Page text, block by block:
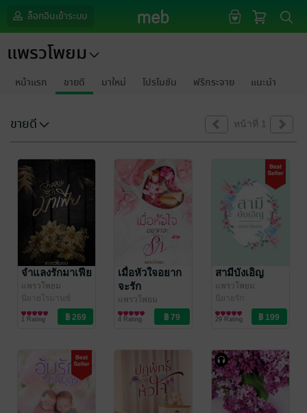
ล็อกอินเข้าระบบ
แพรวโพยม
หน้าแรก ขายดี มาใหม่ โปรโมชัน ฟรีกระจาย แนะนำ
ขายดี หน้าที่ 1
จำแลงรักมาเฟีย
แพรวโพยม
นิยายโรมานซ์
1 Rating
เมื่อหัวใจอยาก
จะรัก
แพรวโพยม
นิยายรัก
4 Rating
สามีบังเอิญ
แพรวโพยม
นิยายรัก
29 Rating